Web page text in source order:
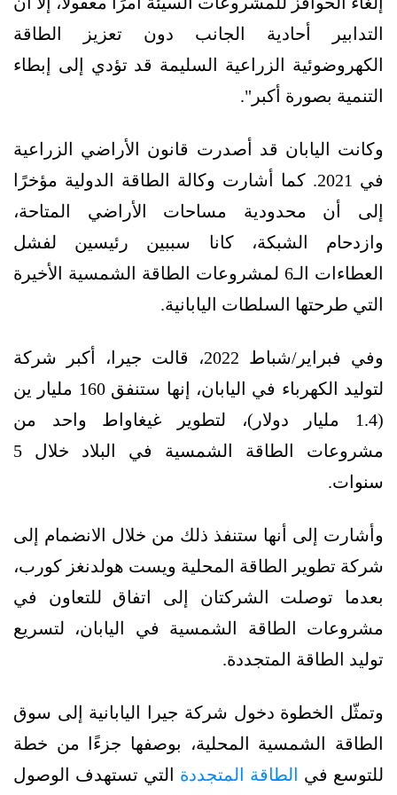
التدابير أحادية الجانب دون تعزيز الطاقة
الكهروضوئية الزراعية السليمة قد تؤدي إلى إبطاء
التنمية بصورة أكبر".
وكانت اليابان قد أصدرت قانون الأراضي الزراعية
في 2021. كما أشارت وكالة الطاقة الدولية مؤخرًا
إلى أن محدودية مساحات الأراضي المتاحة،
وازدحام الشبكة، كانا سببين رئيسين لفشل
العطاءات الـ6 لمشروعات الطاقة الشمسية الأخيرة
التي طرحتها السلطات اليابانية.
وفي فبراير/شباط 2022، قالت جيرا، أكبر شركة
لتوليد الكهرباء في اليابان، إنها ستنفق 160 مليار ين
(1.4 مليار دولار)، لتطوير غيغاواط واحد من
مشروعات الطاقة الشمسية في البلاد خلال 5
سنوات.
وأشارت إلى أنها ستنفذ ذلك من خلال الانضمام إلى
شركة تطوير الطاقة المحلية ويست هولدنغز كورب،
بعدما توصلت الشركتان إلى اتفاق للتعاون في
مشروعات الطاقة الشمسية في اليابان، لتسريع
توليد الطاقة المتجددة.
وتمثّل الخطوة دخول شركة جيرا اليابانية إلى سوق
الطاقة الشمسية المحلية، بوصفها جزءًا من خطة
للتوسع في
الطاقة المتجددة التي تستهدف الوصول